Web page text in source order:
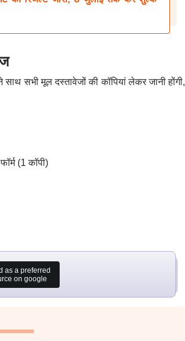
सभी मूल दस्तावेजों की कॉपियां लेकर जानी होंगी,
(1 कॉपी)
as a preferred
on google